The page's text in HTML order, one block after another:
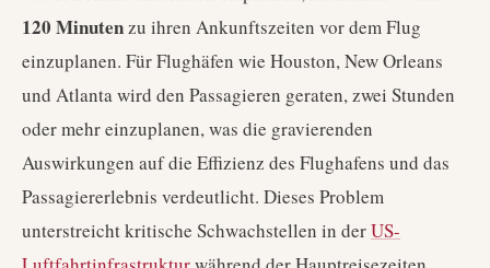
120 Minutenzu ihren Ankunftszeiten vor dem Flug
einzuplanen. Für Flughäfen wie Houston, New Orleans
und Atlanta wird den Passagieren geraten, zwei Stunden
oder mehr einzuplanen, was die gravierenden
Auswirkungen auf die Effizienz des Flughafens und das
Passagiererlebnis verdeutlicht. Dieses Problem
unterstreicht kritische Schwachstellen in derUS-